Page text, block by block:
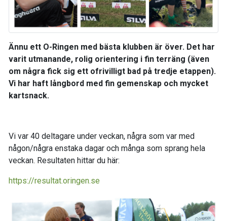
Ännu ett O-Ringen med bästa klubben är över. Det har
varit utmanande, rolig orientering i fin terräng (även
om några fick sig ett ofrivilligt bad på tredje etappen).
Vi har haft långbord med fin gemenskap och mycket
kartsnack.
Vi var 40 deltagare under veckan, några som var med
någon/några enstaka dagar och många som sprang hela
veckan. Resultaten hittar du här:
https://resultat.oringen.se